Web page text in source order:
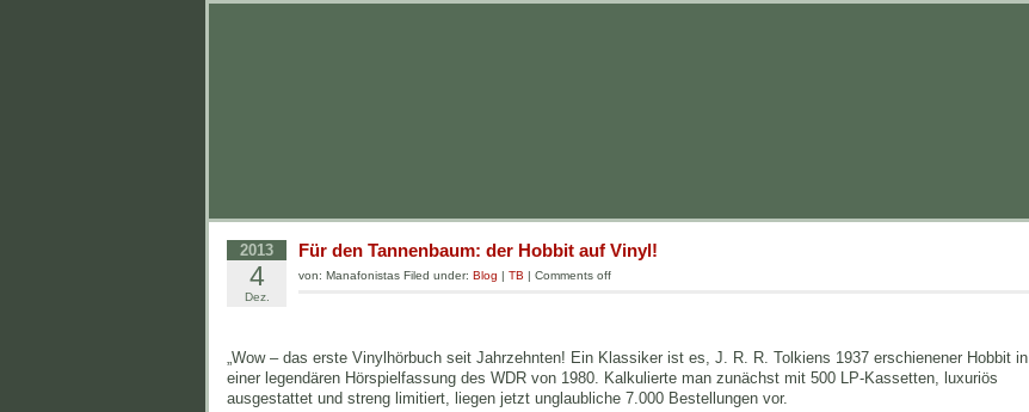
2013
4
Dez.
Für den Tannenbaum: der Hobbit auf Vinyl!
von: Manafonistas Filed under: Blog | TB | Comments off
„Wow – das erste Vinylhörbuch seit Jahrzehnten! Ein Klassiker ist es, J. R. R. Tolkiens 1937 erschienener Hobbit in
einer legendären Hörspielfassung des WDR von 1980. Kalkulierte man zunächst mit 500 LP-Kassetten, luxuriös
ausgestattet und streng limitiert, liegen jetzt unglaubliche 7.000 Bestellungen vor.